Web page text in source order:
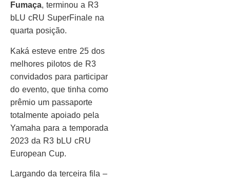
Fumaça, terminou a R3
bLU cRU SuperFinale na
quarta posição.
Kaká esteve entre 25 dos
melhores pilotos de R3
convidados para participar
do evento, que tinha como
prêmio um passaporte
totalmente apoiado pela
Yamaha para a temporada
2023 da R3 bLU cRU
European Cup.
Largando da terceira fila –